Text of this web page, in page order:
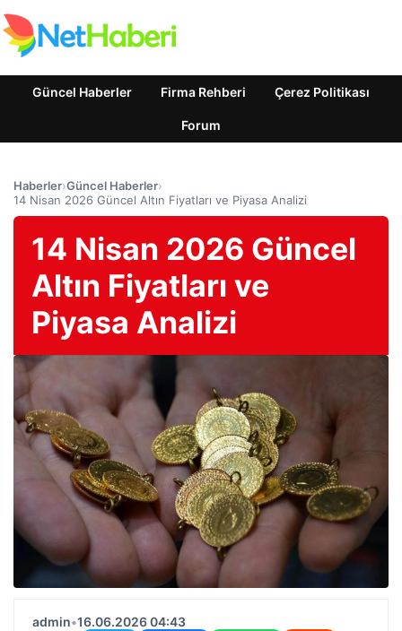
Güncel Haberler Firma Rehberi Çerez Politikası
Forum
Haberler›Güncel Haberler›
14 Nisan 2026 Güncel Altın Fiyatları ve Piyasa Analizi
14 Nisan 2026 Güncel
Altın Fiyatları ve
Piyasa Analizi
admin•16.06.2026 04:43